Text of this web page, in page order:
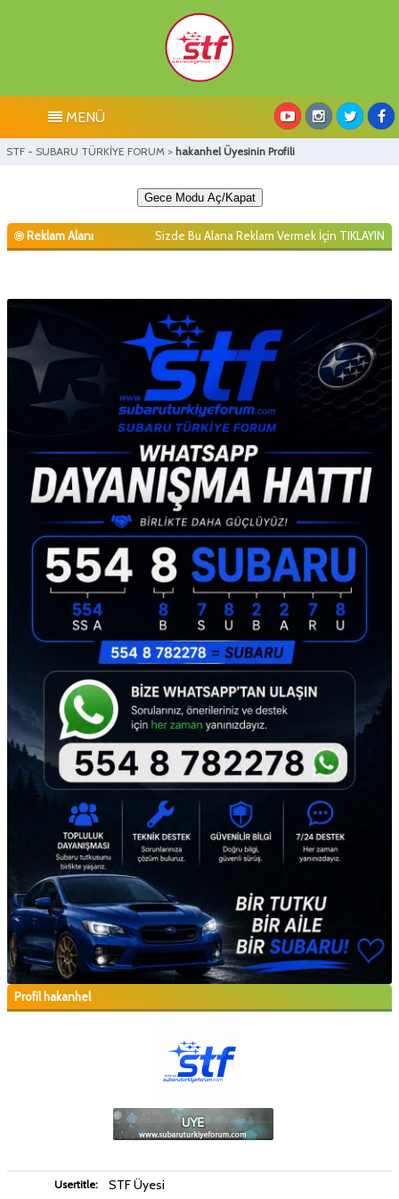
MENÜ
STF - SUBARU TÜRKİYE FORUM > hakanhel Üyesinin Profili
Gece Modu Aç/Kapat
Reklam Alanı Sizde Bu Alana Reklam Vermek İçin TIKLAYIN
Profil hakanhel
Usertitle: STF Üyesi